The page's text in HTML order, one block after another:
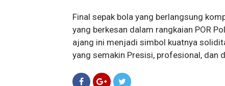
Final sepak bola yang berlangsung
yang berkesan dalam rangkaian POR
ajang ini menjadi simbol kuatnya
yang semakin Presisi, profesional, dan